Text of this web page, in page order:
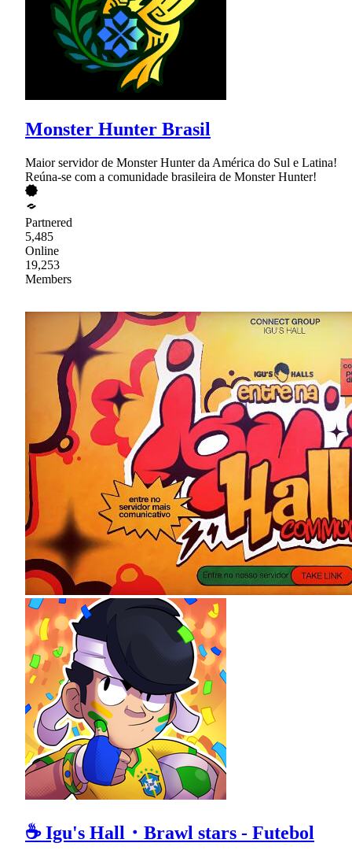
Monster Hunter Brasil
Maior servidor de Monster Hunter da América do Sul e Latina!
Reúna-se com a comunidade brasileira de Monster Hunter!
Partnered
5,485
Online
19,253
Members
☕ Igu's Hall・Brawl stars - Futebol